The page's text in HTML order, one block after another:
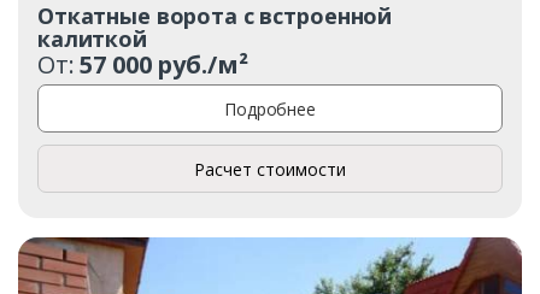
Откатные ворота с встроенной
калиткой
От:57 000 руб./м²
Подробнее
Расчет стоимости